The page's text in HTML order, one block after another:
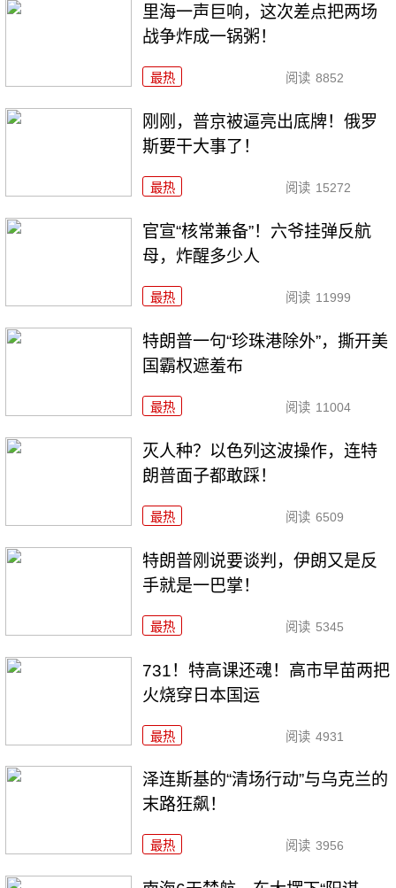
里海一声巨响，这次差点把两场
战争炸成一锅粥！
最热 阅读 8852
刚刚，普京被逼亮出底牌！俄罗
斯要干大事了！
最热 阅读 15272
官宣“核常兼备”！六爷挂弹反航
母，炸醒多少人
最热 阅读 11999
特朗普一句“珍珠港除外”，撕开美
国霸权遮羞布
最热 阅读 11004
灭人种？以色列这波操作，连特
朗普面子都敢踩！
最热 阅读 6509
特朗普刚说要谈判，伊朗又是反
手就是一巴掌！
最热 阅读 5345
731！特高课还魂！高市早苗两把
火烧穿日本国运
最热 阅读 4931
泽连斯基的“清场行动”与乌克兰的
末路狂飙！
最热 阅读 3956